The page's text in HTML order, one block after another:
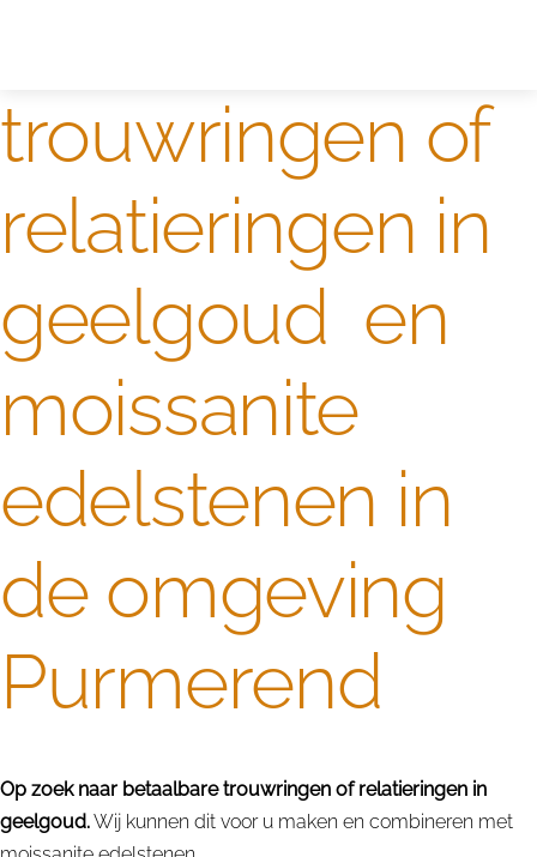
trouwringen of
relatieringen in
geelgoud en
moissanite
edelstenen in
de omgeving
Purmerend
Op zoek naar betaalbare trouwringen of relatieringen in
geelgoud.Wij kunnen dit voor u maken en combineren met